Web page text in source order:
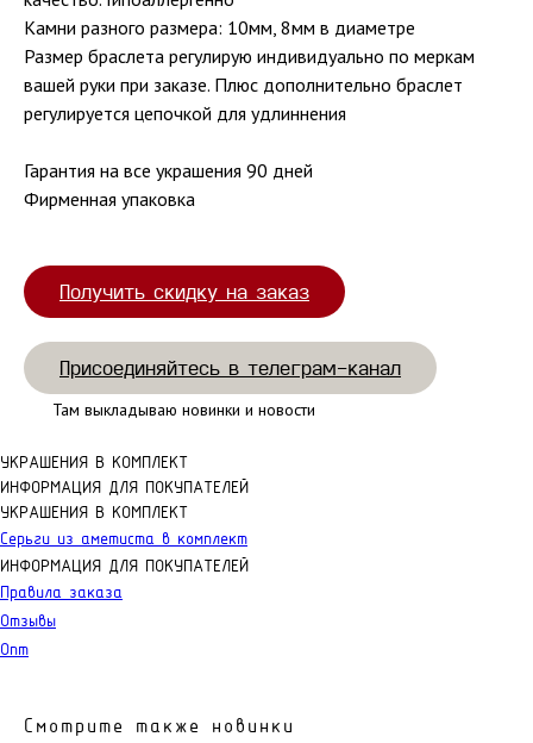
Камни разного размера: 10мм, 8мм в диаметре
Размер браслета регулирую индивидуально по меркам
вашей руки при заказе. Плюс дополнительно браслет
регулируется цепочкой для удлиннения
Гарантия на все украшения 90 дней
Фирменная упаковка
Получить скидку на заказ
Присоединяйтесь в телеграм-канал
Там выкладываю новинки и новости
УКРАШЕНИЯ В КОМПЛЕКТ
ИНФОРМАЦИЯ ДЛЯ ПОКУПАТЕЛЕЙ
УКРАШЕНИЯ В КОМПЛЕКТ
Серьги из аметиста в комплект
ИНФОРМАЦИЯ ДЛЯ ПОКУПАТЕЛЕЙ
Правила заказа
Отзывы
Опт
Смотрите также новинки